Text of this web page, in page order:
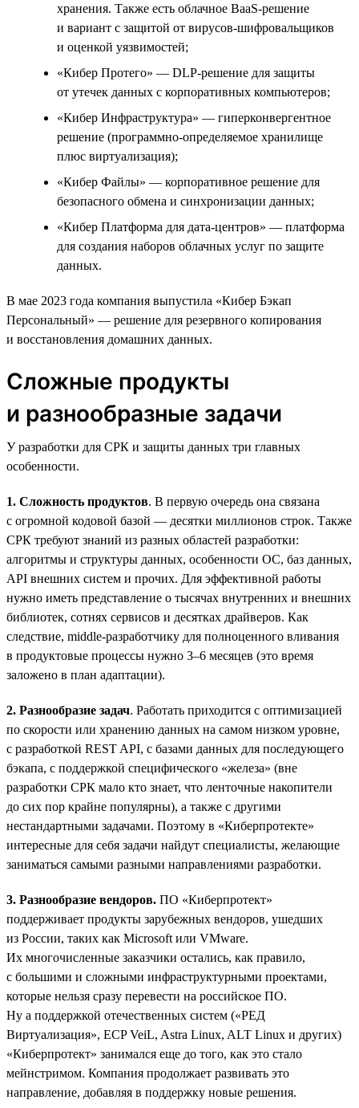
хранения. Также есть облачное BaaS-решение
и вариант с защитой от вирусов-шифровальщиков
и оценкой уязвимостей;
«Кибер Протего» — DLP-решение для защиты
от утечек данных с корпоративных компьютеров;
«Кибер Инфраструктура» — гиперконвергентное
решение (программно-определяемое хранилище
плюс виртуализация);
«Кибер Файлы» — корпоративное решение для
безопасного обмена и синхронизации данных;
«Кибер Платформа для дата-центров» — платформа
для создания наборов облачных услуг по защите
данных.
В мае 2023 года компания выпустила «Кибер Бэкап
Персональный» — решение для резервного копирования
и восстановления домашних данных.
Сложные продукты
и разнообразные задачи
У разработки для СРК и защиты данных три главных
особенности.
1. Сложность продуктов. В первую очередь она связана
с огромной кодовой базой — десятки миллионов строк. Также
СРК требуют знаний из разных областей разработки:
алгоритмы и структуры данных, особенности ОС, баз данных,
API внешних систем и прочих. Для эффективной работы
нужно иметь представление о тысячах внутренних и внешних
библиотек, сотнях сервисов и десятках драйверов. Как
следствие, middle-разработчику для полноценного вливания
в продуктовые процессы нужно 3–6 месяцев (это время
заложено в план адаптации).
2. Разнообразие задач. Работать приходится с оптимизацией
по скорости или хранению данных на самом низком уровне,
с разработкой REST API, с базами данных для последующего
бэкапа, с поддержкой специфического «железа» (вне
разработки СРК мало кто знает, что ленточные накопители
до сих пор крайне популярны), а также с другими
нестандартными задачами. Поэтому в «Киберпротекте»
интересные для себя задачи найдут специалисты, желающие
заниматься самыми разными направлениями разработки.
3. Разнообразие вендоров. ПО «Киберпротект»
поддерживает продукты зарубежных вендоров, ушедших
из России, таких как Microsoft или VMware.
Их многочисленные заказчики остались, как правило,
с большими и сложными инфраструктурными проектами,
которые нельзя сразу перевести на российское ПО.
Ну а поддержкой отечественных систем («РЕД
Виртуализация», ECP VeiL, Astra Linux, ALT Linux и других)
«Киберпротект» занимался еще до того, как это стало
мейнстримом. Компания продолжает развивать это
направление, добавляя в поддержку новые решения.